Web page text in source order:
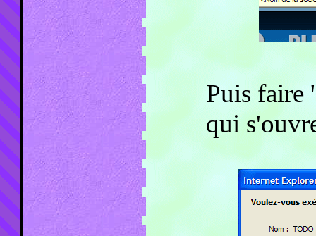
Puis faire
qui